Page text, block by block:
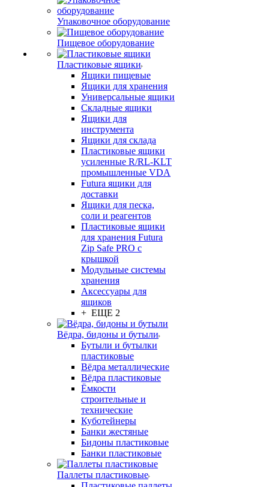
Упаковочное оборудование
Пищевое оборудование
Пластиковые ящики
Ящики пищевые
Ящики для хранения
Универсальные ящики
Складные ящики
Ящики для
инструмента
Ящики для склада
Пластиковые ящики
усиленные R/RL-KLT
промышленные VDA
Futura ящики для
доставки
Ящики для песка,
соли и реагентов
Пластиковые ящики
для хранения Futura
Zip Safe PRO с
крышкой
Модульные системы
хранения
Аксессуары для
ящиков
+ ЕЩЕ 2
Вёдра, бидоны и бутыли
Бутыли и бутылки
пластиковые
Вёдра металлические
Вёдра пластиковые
Ёмкости
строительные и
технические
Куботейнеры
Банки жестяные
Бидоны пластиковые
Банки пластиковые
Паллеты пластиковые